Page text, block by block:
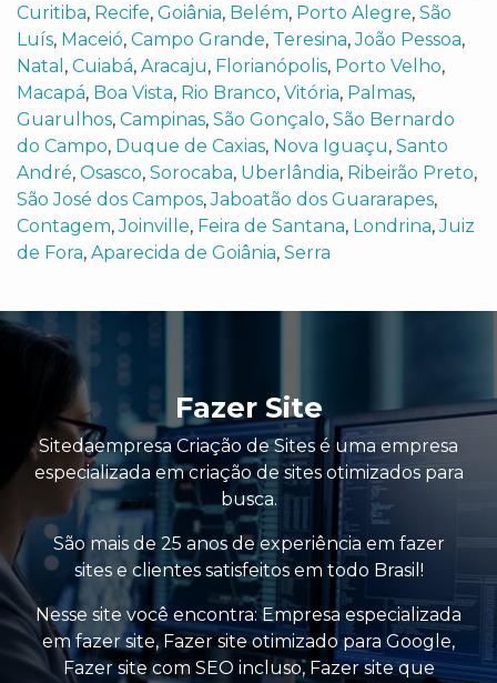
Curitiba, Recife, Goiânia, Belém, Porto Alegre, São
Luís, Maceió, Campo Grande, Teresina,João Pessoa,
Natal , Cuiabá, Aracaju, Florianópolis, Porto Velho,
Macapá, Boa Vista, Rio Branco, Vitória, Palmas,
Guarulhos, Campinas, São Gonçalo, São Bernardo
do Campo, Duque de Caxias, Nova Iguaçu, Santo
André, Osasco, Sorocaba, Uberlândia, Ribeirão Preto,
São José dos Campos,Jaboatão dos Guararapes,
Contagem,Joinville, Feira de Santana, Londrina,Juiz
de Fora, Aparecida de Goiânia, Serra
Fazer Site
Sitedaempresa Criação de Sites é uma empresa
especializada em criação de sites otimizados para
busca.
São mais de 25 anos de experiência em fazer
sites e clientes satisfeitos em todo Brasil!
Nesse site você encontra:Empresa especializada
em fazer site,Fazer site otimizado para Google,
Fazer site com SEO incluso, Fazer site que